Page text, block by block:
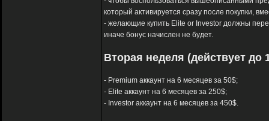
который активируется сразу после покупки,
- желающие купить Elite or Investor должны
иначе бонус начислен не будет.
Вторая неделя (действует до
- Premium аккаунт на 6 месяцев за 50$;
- Elite аккаунт на 6 месяцев за 250$;
- Investor аккаунт на 6 месяцев за 450$.